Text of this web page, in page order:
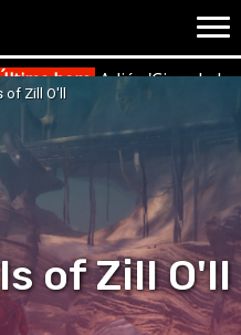
JUEGOS
ANÁLISIS
VÍDEOS
hora Adiós 'Cine de
of Zill O'll
of Zill O'll